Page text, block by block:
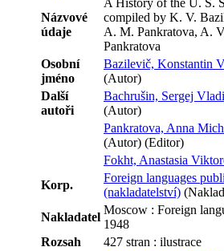
Názvové
údaje
compiled by K. V.
A. M. Pankratova, A.
Pankratova
Osobní
jméno
Bazilevič, Konstantin
(Autor)
Další
autoři
Bachrušin, Sergej
(Autor)
Pankratova, Anna
(Autor) (Editor)
Fokht, Anastasia
Korp.
Foreign languages
(nakladatelství)
Nakladatel
Moscow : Foreign
1948
Rozsah
427 stran : ilustrace